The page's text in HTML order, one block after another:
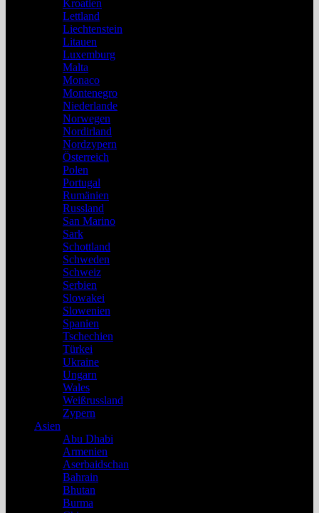
Kroatien
Lettland
Liechtenstein
Litauen
Luxemburg
Malta
Monaco
Montenegro
Niederlande
Norwegen
Nordirland
Nordzypern
Österreich
Polen
Portugal
Rumänien
Russland
San Marino
Sark
Schottland
Schweden
Schweiz
Serbien
Slowakei
Slowenien
Spanien
Tschechien
Türkei
Ukraine
Ungarn
Wales
Weißrussland
Zypern
Asien
Abu Dhabi
Armenien
Aserbaidschan
Bahrain
Bhutan
Burma